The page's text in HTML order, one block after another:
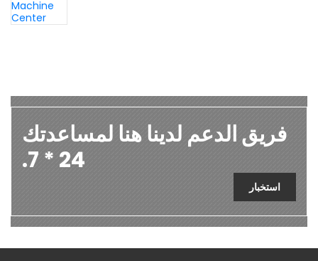
فريق الدعم لدينا هنا لمساعدتك
24 * 7.
استخبار